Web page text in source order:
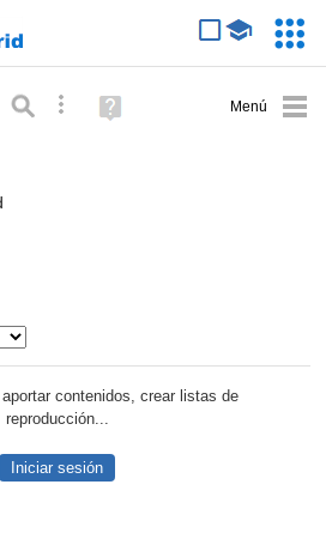
Búsqueda avanzada
Ayuda
(en
contenidos, crear listas de
reproducción...
Iniciar sesión